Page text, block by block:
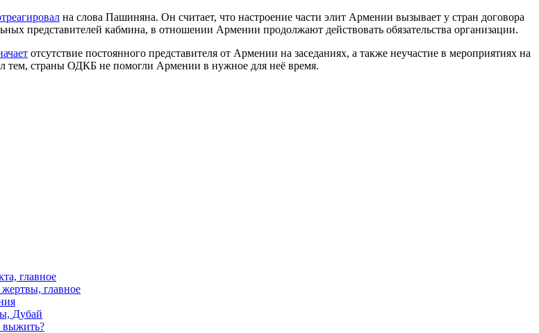
на слова Пашиняна. Он считает, что настроение части элит Армении вызывает у стран договора
представителей кабмина, в отношении Армении продолжают действовать обязательства организации.
отсутствие постоянного представителя от Армении на заседаниях, а также неучастие в мероприятиях на
тем, страны ОДКБ не помогли Армении в нужное для неё время.
главное
главное
Дубай
выжить?